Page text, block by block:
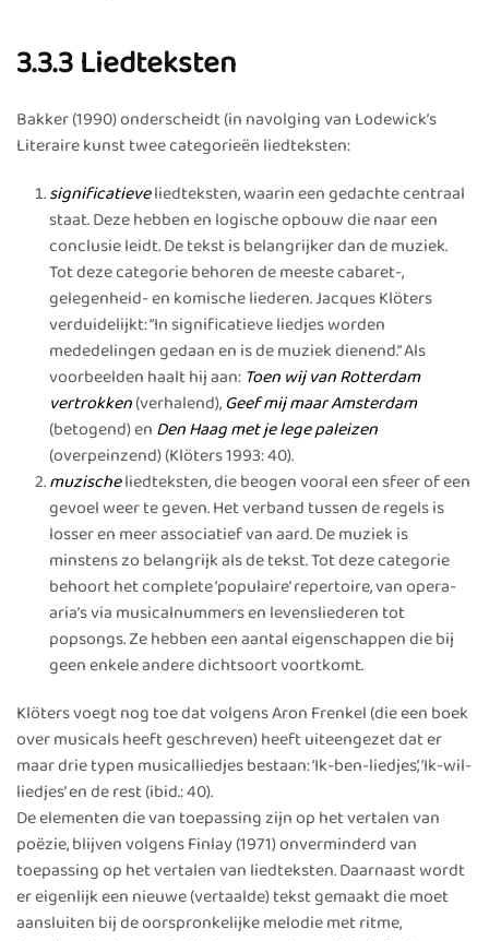
3.3.3 Liedteksten
Bakker (1990) onderscheidt (in navolging van Lodewick’s
Literaire kunst twee categorieën liedteksten:
significatieveliedteksten, waarin een gedachte centraal
staat. Deze hebben en logische opbouw die naar een
conclusie leidt. De tekst is belangrijker dan de muziek.
Tot deze categorie behoren de meeste cabaret-,
gelegenheid- en komische liederen. Jacques Klöters
verduidelijkt: “In significatieve liedjes worden
mededelingen gedaan en is de muziek dienend.” Als
voorbeelden haalt hij aan: Toen wij van Rotterdam
vertrokken(verhalend),Geef mij maar Amsterdam
(betogend) en Den Haag met je lege paleizen
(overpeinzend) (Klöters 1993: 40).
muzischeliedteksten, die beogen vooral een sfeer of een
gevoel weer te geven. Het verband tussen de regels is
losser en meer associatief van aard. De muziek is
minstens zo belangrijk als de tekst. Tot deze categorie
behoort het complete ‘populaire’ repertoire, van opera-
aria’s via musicalnummers en levensliederen tot
popsongs. Ze hebben een aantal eigenschappen die bij
geen enkele andere dichtsoort voortkomt.
Klöters voegt nog toe dat volgens Aron Frenkel (die een boek
over musicals heeft geschreven) heeft uiteengezet dat er
maar drie typen musicalliedjes bestaan: ‘Ik-ben-liedjes’, ‘Ik-wil-
liedjes’ en de rest (ibid.: 40).
De elementen die van toepassing zijn op het vertalen van
poëzie, blijven volgens Finlay (1971) onverminderd van
toepassing op het vertalen van liedteksten. Daarnaast wordt
er eigenlijk een nieuwe (vertaalde) tekst gemaakt die moet
aansluiten bij de oorspronkelijke melodie met ritme,